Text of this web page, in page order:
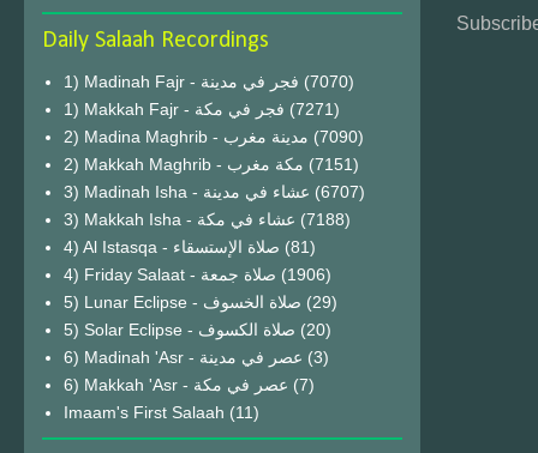
Daily Salaah Recordings
1) Madinah Fajr - فجر في مدينة (7070)
1) Makkah Fajr - فجر في مكة (7271)
2) Madina Maghrib - مدينة مغرب (7090)
2) Makkah Maghrib - مكة مغرب (7151)
3) Madinah Isha - عشاء في مدينة (6707)
3) Makkah Isha - عشاء في مكة (7188)
4) Al Istasqa - صلاة الإستسقاء (81)
4) Friday Salaat - صلاة جمعة (1906)
5) Lunar Eclipse - صلاة الخسوف (29)
(20)
6) Madinah 'Asr - عصر في مدينة (3)
6) Makkah 'Asr - عصر في مكة (7)
Imaam's First Salaah (11)